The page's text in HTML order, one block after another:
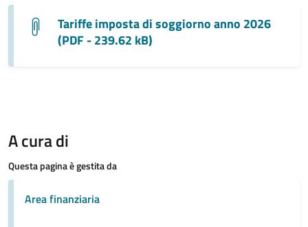
Tariffe imposta di soggiorno anno 2026
(PDF - 239.62 kB)
A cura di
Questa pagina è gestita da
Area finanziaria